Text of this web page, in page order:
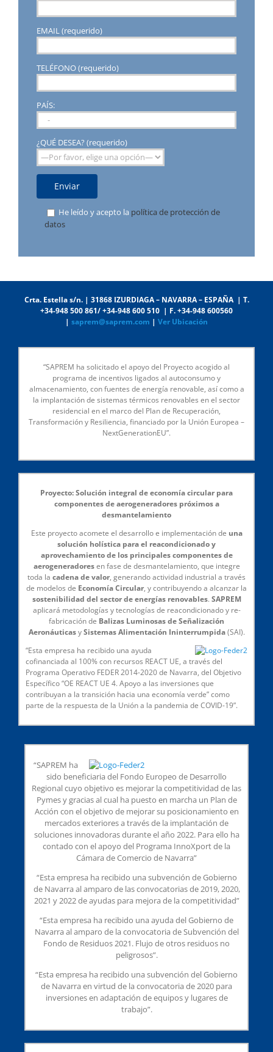
EMAIL (requerido)
TELÉFONO (requerido)
PAÍS:
¿QUÉ DESEA? (requerido)
He leído y acepto la política de protección de
datos
Crta. Estella s/n. | 31868 IZURDIAGA – NAVARRA – ESPAÑA | T.
+34-948 500 861/ +34-948 600 510 | F. +34-948 600560
| saprem@saprem.com | Ver Ubicación
“SAPREM ha solicitado el apoyo del Proyecto acogido al
programa de incentivos ligados al autoconsumo y
almacenamiento, con fuentes de energía renovable, así como a
la implantación de sistemas térmicos renovables en el sector
residencial en el marco del Plan de Recuperación,
Transformación y Resiliencia, financiado por la Unión Europea –
NextGenerationEU”.
Proyecto: Solución integral de economía circular para
componentes de aerogeneradores próximos a
desmantelamiento
Este proyecto acomete el desarrollo e implementación de una
solución holística para el reacondicionado y
aprovechamiento de los principales componentes de
aerogeneradoresen fase de desmantelamiento, que integre
toda la cadena de valor, generando actividad industrial a través
de modelos de Economía Circular, y contribuyendo a alcanzar la
sostenibilidad del sector de energías renovables. SAPREM
aplicará metodologías y tecnologías de reacondicionado y re-
fabricación de Balizas Luminosas de Señalización
AeronáuticasySistemas Alimentación Ininterrumpida(SAI).
“Esta empresa ha recibido una ayuda
cofinanciada al 100% con recursos REACT UE, a través del
Programa Operativo FEDER 2014-2020 de Navarra, del Objetivo
Específico “OE REACT UE 4. Apoyo a las inversiones que
contribuyan a la transición hacia una economía verde” como
parte de la respuesta de la Unión a la pandemia de COVID-19”.
“SAPREM ha
sido beneficiaria del Fondo Europeo de Desarrollo
Regional cuyo objetivo es mejorar la competitividad de las
Pymes y gracias al cual ha puesto en marcha un Plan de
Acción con el objetivo de mejorar su posicionamiento en
mercados exteriores a través de la implantación de
soluciones innovadoras durante el año 2022. Para ello ha
contado con el apoyo del Programa InnoXport de la
Cámara de Comercio de Navarra”
“Esta empresa ha recibido una subvención de Gobierno
de Navarra al amparo de las convocatorias de 2019, 2020,
2021 y 2022 de ayudas para mejora de la competitividad”
“Esta empresa ha recibido una ayuda del Gobierno de
Navarra al amparo de la convocatoria de Subvención del
Fondo de Residuos 2021. Flujo de otros residuos no
peligrosos”.
“Esta empresa ha recibido una subvención del Gobierno
de Navarra en virtud de la convocatoria de 2020 para
inversiones en adaptación de equipos y lugares de
trabajo”.